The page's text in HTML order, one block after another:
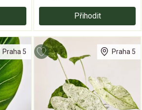
Přihodit
Praha 5 Praha 5